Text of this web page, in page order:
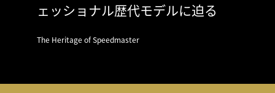
ェッショナル歴代モデルに迫る
The Heritage of Speedmaster